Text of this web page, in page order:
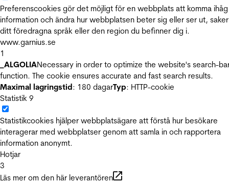
Preferenscookies gör det möjligt för en webbplats att komma ihåg
information och ändra hur webbplatsen beter sig eller ser ut,
ditt föredragna språk eller den region du befinner dig i.
www.garnius.se
1
_ALGOLIANecessary in order to optimize the website's search-
function. The cookie ensures accurate and fast search results.
Maximal lagringstid: 180 dagarTyp: HTTP-cookie
Statistik 9
Statistikcookies hjälper webbplatsägare att förstå hur besökare
interagerar med webbplatser genom att samla in och rapportera
information anonymt.
Hotjar
3
Läs mer om den här leverantören